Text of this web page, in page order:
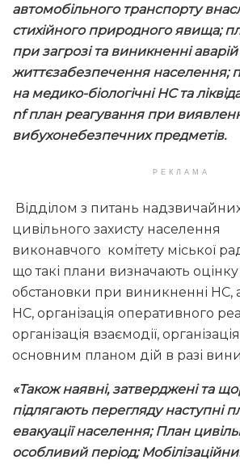
автомобільного транспорту
стихійного природного явища;
при загрозі та виникненні
життєзабезпечення населення;
на медико-біологічні НС та
nf план реагування при
вибухонебезпечних предметів.
РЕКЛАМА
Відділом з питань
цивільного захисту населення
виконавчого комітету міської
що такі плани визначають
обстановки при виникненні НС,
НС, організація оперативного
організація взаємодії,
основним планом дій в разі
«Також наявні, затверджені та
підлягають перегляду наступні
евакуації населення; План
особливий період;